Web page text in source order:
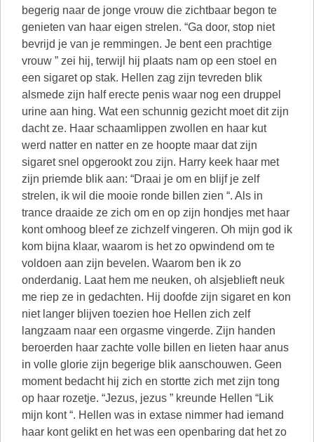
begerig naar de jonge vrouw die zichtbaar begon te
genieten van haar eigen strelen. “Ga door, stop niet
bevrijd je van je remmingen. Je bent een prachtige
vrouw ” zei hij, terwijl hij plaats nam op een stoel en
een sigaret op stak. Hellen zag zijn tevreden blik
alsmede zijn half erecte penis waar nog een druppel
urine aan hing. Wat een schunnig gezicht moet dit zijn
dacht ze. Haar schaamlippen zwollen en haar kut
werd natter en natter en ze hoopte maar dat zijn
sigaret snel opgerookt zou zijn. Harry keek haar met
zijn priemde blik aan: “Draai je om en blijf je zelf
strelen, ik wil die mooie ronde billen zien “. Als in
trance draaide ze zich om en op zijn hondjes met haar
kont omhoog bleef ze zichzelf vingeren. Oh mijn god ik
kom bijna klaar, waarom is het zo opwindend om te
voldoen aan zijn bevelen. Waarom ben ik zo
onderdanig. Laat hem me neuken, oh alsjeblieft neuk
me riep ze in gedachten. Hij doofde zijn sigaret en kon
niet langer blijven toezien hoe Hellen zich zelf
langzaam naar een orgasme vingerde. Zijn handen
beroerden haar zachte volle billen en lieten haar anus
in volle glorie zijn begerige blik aanschouwen. Geen
moment bedacht hij zich en stortte zich met zijn tong
op haar rozetje. “Jezus, jezus ” kreunde Hellen “Lik
mijn kont “. Hellen was in extase nimmer had iemand
haar kont gelikt en het was een openbaring dat het zo